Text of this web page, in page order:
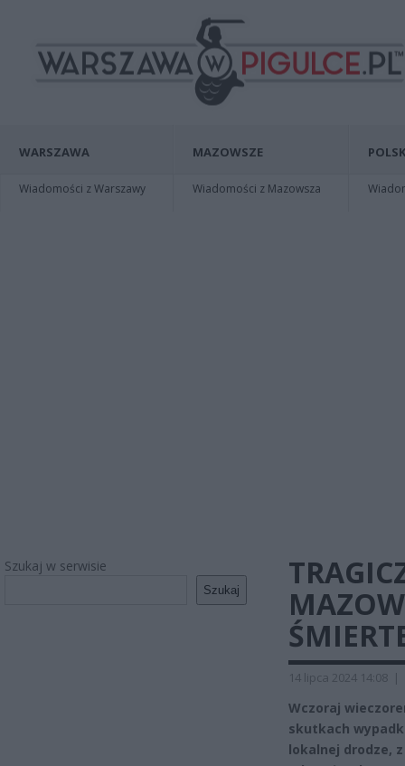
WARSZAWA
Wiadomości z Warszawy
MAZOWSZE
Wiadomości z Mazowsza
Szukaj w serwisie
Szukaj
14 lipca 2024 14:08 |
Wczoraj
skutkach
lokalnej drodze,